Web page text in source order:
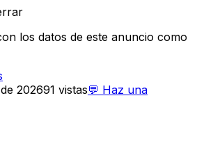
los datos de este anuncio como
202691 vistas💬 Haz una